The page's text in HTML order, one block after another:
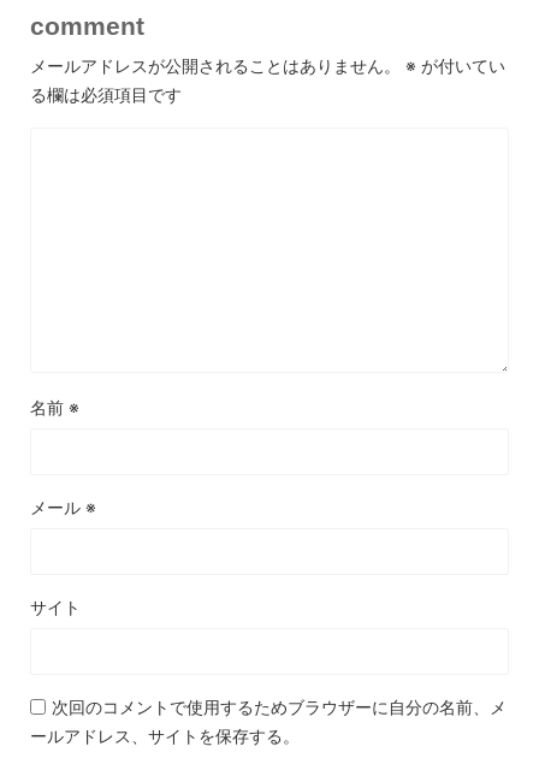
comment
メールアドレスが公開されることはありません。 ※ が付いてい
る欄は必須項目です
名前 ※
メール ※
サイト
次回のコメントで使用するためブラウザーに自分の名前、メ
ールアドレス、サイトを保存する。